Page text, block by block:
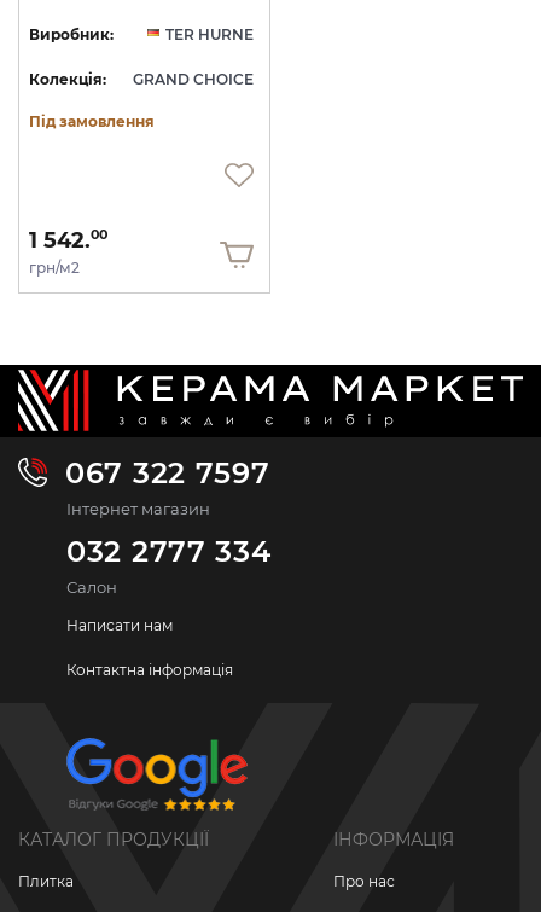
Виробник: TER HURNE
Колекція: GRAND CHOICE
Під замовлення
1 542.00
грн/м2
067 322 7597
Інтернет магазин
032 2777 334
Салон
Написати нам
Контактна інформація
КАТАЛОГ ПРОДУКЦІЇ
Плитка
ІНФОРМАЦІЯ
Про нас